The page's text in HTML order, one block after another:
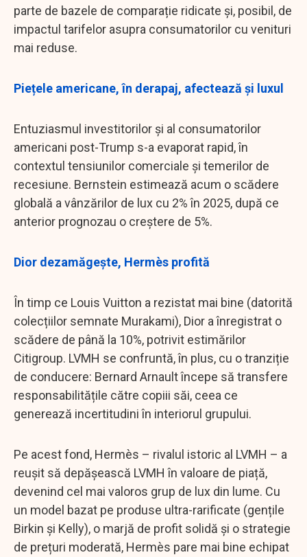
parte de bazele de comparație ridicate și, posibil, de
impactul tarifelor asupra consumatorilor cu venituri
mai reduse.
Piețele americane, în derapaj, afectează și luxul
Entuziasmul investitorilor și al consumatorilor
americani post-Trump s-a evaporat rapid, în
contextul tensiunilor comerciale și temerilor de
recesiune. Bernstein estimează acum o scădere
globală a vânzărilor de lux cu 2% în 2025, după ce
anterior prognozau o creștere de 5%.
Dior dezamăgește, Hermès profită
În timp ce Louis Vuitton a rezistat mai bine (datorită
colecțiilor semnate Murakami), Dior a înregistrat o
scădere de până la 10%, potrivit estimărilor
Citigroup. LVMH se confruntă, în plus, cu o tranziție
de conducere: Bernard Arnault începe să transfere
responsabilitățile către copiii săi, ceea ce
generează incertitudini în interiorul grupului.
Pe acest fond, Hermès – rivalul istoric al LVMH – a
reușit să depășească LVMH în valoare de piață,
devenind cel mai valoros grup de lux din lume. Cu
un model bazat pe produse ultra-rarificate (gențile
Birkin și Kelly), o marjă de profit solidă și o strategie
de prețuri moderată, Hermès pare mai bine echipat